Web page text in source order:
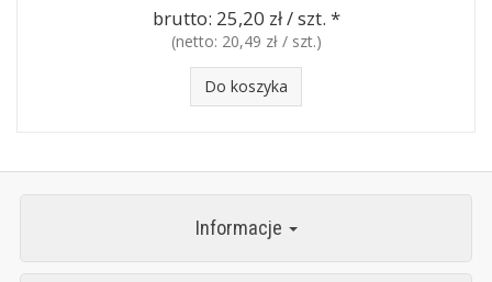
brutto: 25,20 zł / szt. *
(netto: 20,49 zł / szt.)
Do koszyka
Informacje